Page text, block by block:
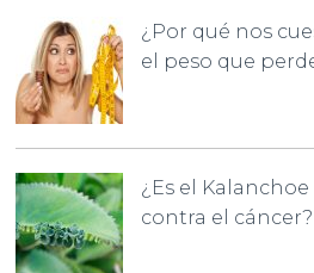
¿Por qué nos
el peso que
¿Es el
contra el cáncer?